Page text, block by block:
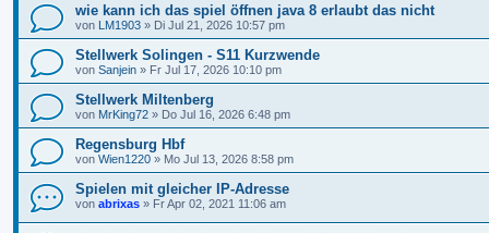
wie kann ich das spiel öffnen java 8 erlaubt das nicht
von LM1903 » Di Jul 21, 2026 10:57 pm
Stellwerk Solingen - S11 Kurzwende
von Sanjein » Fr Jul 17, 2026 10:10 pm
Stellwerk Miltenberg
von MrKing72 » Do Jul 16, 2026 6:48 pm
Regensburg Hbf
von Wien1220 » Mo Jul 13, 2026 8:58 pm
Spielen mit gleicher IP-Adresse
von abrixas » Fr Apr 02, 2021 11:06 am